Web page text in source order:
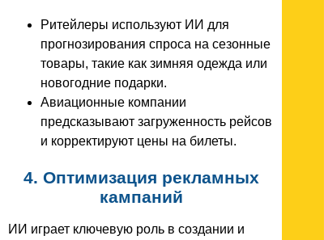
Ритейлеры используют ИИ для
прогнозирования спроса на сезонные
товары, такие как зимняя одежда или
новогодние подарки.
Авиационные компании
предсказывают загруженность рейсов
и корректируют цены на билеты.
4. Оптимизация рекламных
кампаний
ИИ играет ключевую роль в создании и